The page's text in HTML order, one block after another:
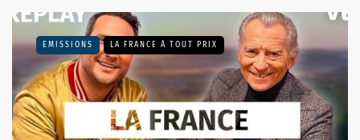
EMISSIONS LA FRANCE À TOUT PRIX